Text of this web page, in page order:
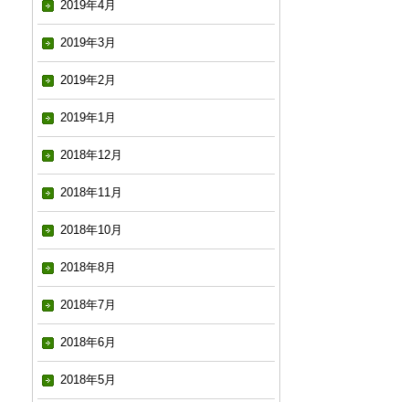
2019年4月
2019年3月
2019年2月
2019年1月
2018年12月
2018年11月
2018年10月
2018年8月
2018年7月
2018年6月
2018年5月